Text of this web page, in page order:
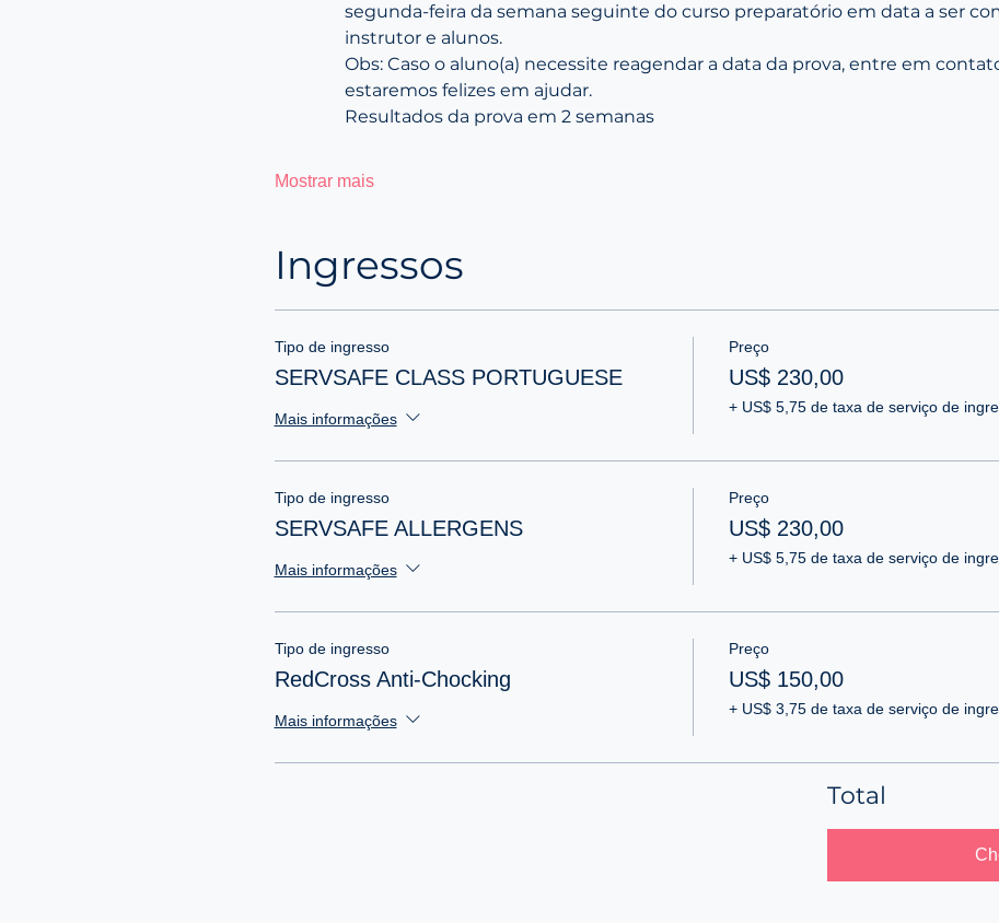
segunda-feira da semana seguinte do curso preparatório em data a ser
instrutor e alunos.
Obs: Caso o aluno(a) necessite reagendar a data da prova, entre em
estaremos felizes em ajudar.
Resultados da prova em 2 semanas
Mostrar mais
Ingressos
Tipo de ingresso
SERVSAFE CLASS PORTUGUESE
Mais informações
Preço
US$ 230,00
+ US$ 5,75 de taxa de serviço de
Tipo de ingresso
SERVSAFE ALLERGENS
Mais informações
Preço
US$ 230,00
+ US$ 5,75 de taxa de serviço de
Tipo de ingresso
RedCross Anti-Chocking
Mais informações
Preço
US$ 150,00
+ US$ 3,75 de taxa de serviço de
Total